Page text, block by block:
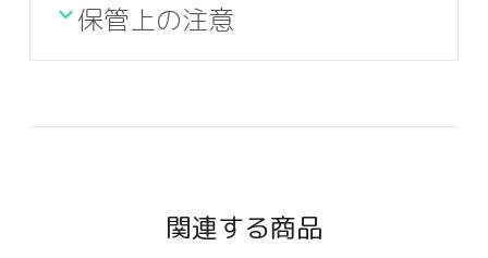
保管上の注意
関連する商品